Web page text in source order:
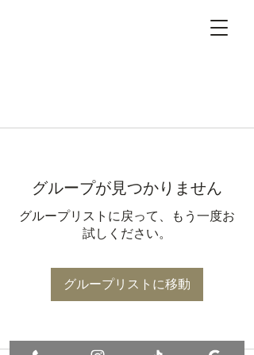
グループが見つかりません
グループリストに戻って、もう一度お
試しください。
グループリストに移動